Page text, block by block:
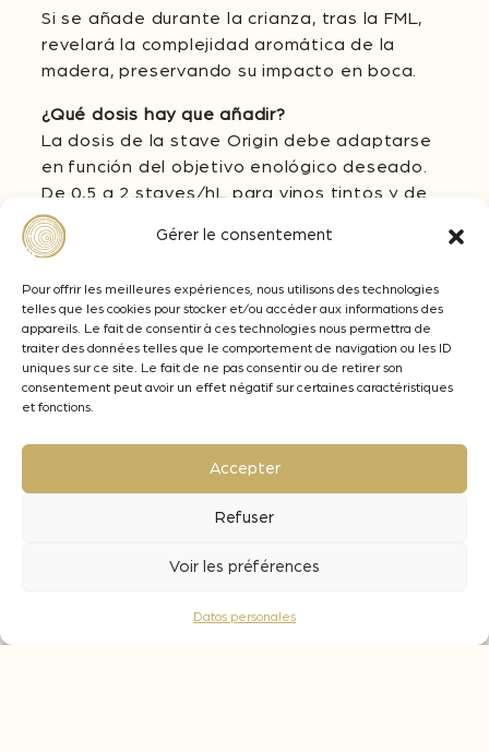
Gérer le consentement
Pour offrir les meilleures expériences, nous utilisons des technologies
telles que les cookies pour stocker et/ou accéder aux informations des
appareils. Le fait de consentir à ces technologies nous permettra de
traiter des données telles que le comportement de navigation ou les ID
uniques sur ce site. Le fait de ne pas consentir ou de retirer son
consentement peut avoir un effet négatif sur certaines caractéristiques
et fonctions.
Accepter
Refuser
Voir les préférences
Datos personales
Si se añade durante la crianza, tras la FML,
revelará la complejidad aromática de la
madera, preservando su impacto en boca.
¿Qué dosis hay que añadir?
La dosis de la stave Origin debe adaptarse
en función del objetivo enológico deseado.
De 0,5 a 2 staves/hL para vinos tintos y de
0,5 a 1 stave/hL en vinos blancos y rosados.
¿Cuál es el tiempo de contacto necesario
para las staves?
En fermentación: el tiempo necesario para la
vinificación, con un periodo de crianza de 4 a
6 meses.
En crianza: de 6 a 8 meses según el objetivo